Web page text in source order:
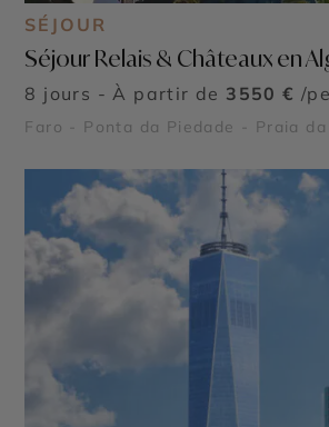
SÉJOUR
Séjour Relais & Châteaux en
8 jours - À partir de 3550 € /
Faro - Ponta da Piedade - Praia da